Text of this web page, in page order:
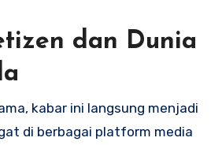
dan Dunia
kabar ini langsung menjadi
di berbagai platform media